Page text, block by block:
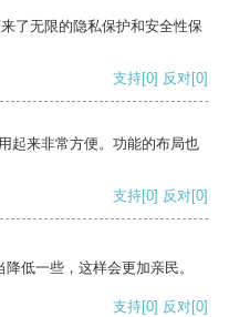
了无限的隐私保护和安全性保
支持[0] 反对[0]
起来非常方便。功能的布局也
支持[0] 反对[0]
低一些，这样会更加亲民。
支持[0] 反对[0]